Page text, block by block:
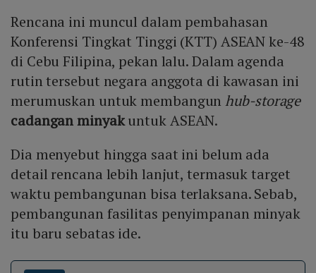
Rencana ini muncul dalam pembahasan
Konferensi Tingkat Tinggi (KTT) ASEAN ke-48
di Cebu Filipina, pekan lalu. Dalam agenda
rutin tersebut negara anggota di kawasan ini
merumuskan untuk membangunhub-storage
cadangan minyakuntuk ASEAN.
Dia menyebut hingga saat ini belum ada
detail rencana lebih lanjut, termasuk target
waktu pembangunan bisa terlaksana. Sebab,
pembangunan fasilitas penyimpanan minyak
itu baru sebatas ide.